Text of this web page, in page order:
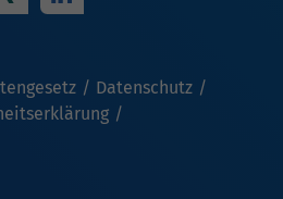
Datenschutz